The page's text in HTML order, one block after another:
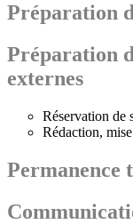
Préparation
Préparation
externes
Réservation de
Rédaction,
Permanence